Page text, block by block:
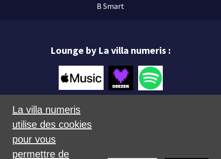
B Smart
Lounge by La villa numeris :
La villa numeris
utilise des cookies
pour vous
permettre de